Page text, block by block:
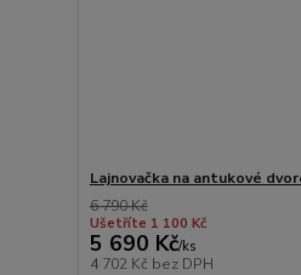
Lajnovačka na antukové
6 790 Kč
Ušetříte 1 100 Kč
5 690 Kč/ks
4 702 Kč bez DPH